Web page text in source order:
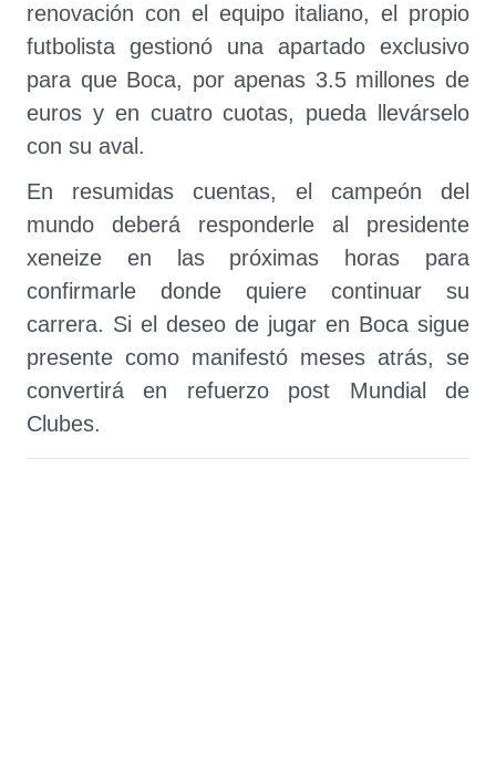
renovación con el equipo italiano, el propio
futbolista gestionó una apartado exclusivo
para que Boca, por apenas 3.5 millones de
euros y en cuatro cuotas, pueda llevárselo
con su aval.
En resumidas cuentas, el campeón del
mundo deberá responderle al presidente
xeneize en las próximas horas para
confirmarle donde quiere continuar su
carrera. Si el deseo de jugar en Boca sigue
presente como manifestó meses atrás, se
convertirá en refuerzo post Mundial de
Clubes.